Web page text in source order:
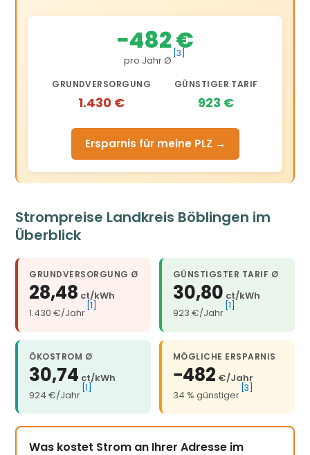
−482 €
pro Jahr Ø
[3]
GRUNDVERSORGUNG
1.430 €
GÜNSTIGER TARIF
923 €
Ersparnis für meine PLZ →
Strompreise Landkreis Böblingen im
Überblick
GRUNDVERSORGUNG Ø
28,48 ct/kWh
1.430 €/Jahr
[1]
GÜNSTIGSTER TARIF Ø
30,80 ct/kWh
923 €/Jahr
[1]
ÖKOSTROM Ø
30,74 ct/kWh
924 €/Jahr
[1]
MÖGLICHE ERSPARNIS
−482 €/Jahr
34 % günstiger
[3]
Was kostet Strom an Ihrer Adresse im